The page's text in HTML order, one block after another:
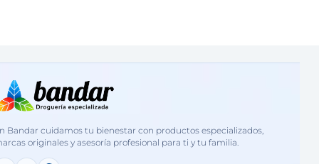
Bandar cuidamos tu bienestar con productos especializados,
originales y asesoría profesional para ti y tu familia.